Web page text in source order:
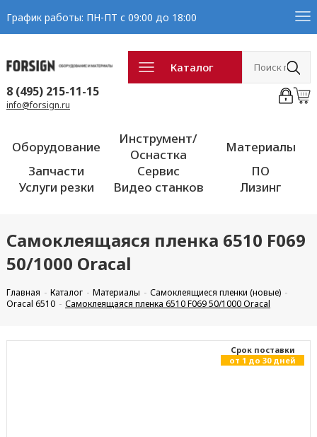
График работы: ПН-ПТ с 09:00 до 18:00
Каталог
8 (495) 215-11-15
info@forsign.ru
Оборудование
Инструмент/
Оснастка
Материалы
Запчасти
Сервис
ПО
Услуги резки
Видео станков Лизинг
Самоклеящаяся пленка 6510 F069
50/1000 Oracal
Главная Каталог Материалы
Самоклеящиеся пленки (новые)
Oracal 6510
Самоклеящаяся пленка 6510 F069 50/1000 Oracal
Cрок поставки
от 1 до 30 дней